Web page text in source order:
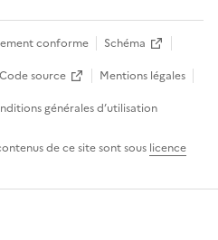
conforme
Schéma
Code source
Mentions légales
générales d’utilisation
de ce site sont sous licence